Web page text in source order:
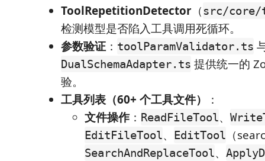
ToolRepetitionDetector （ src/core/
检测模型是否陷入工具调用死循环。
参数验证 ： toolParamValidator.ts
DualSchemaAdapter.ts 提供统一的
验。
工具列表（60+ 个工具文件）
：
文件操作： ReadFileTool、
EditFileTool、 EditTool （
SearchAndReplaceTool、